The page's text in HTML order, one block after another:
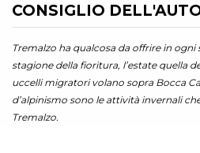
CONSIGLIO
Tremalzo ha qualcosa da offrire in ogni
stagione della fioritura, l’estate quella
uccelli migratori volano sopra Bocca
d’alpinismo sono le attività invernali
Tremalzo.